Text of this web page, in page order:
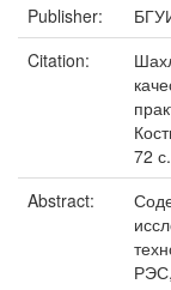
Publisher:
Citation:
72
Abstract: